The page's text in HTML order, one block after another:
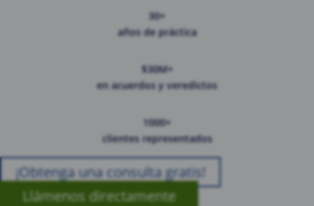
30+
años de práctica
$30M+
en acuerdos y veredictos
1000+
clientes representados
¡Obtenga una consulta gratis!
Llámenos directamente